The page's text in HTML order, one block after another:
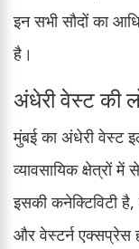
इन सभी सौदों का
है।
अंधेरी वेस्ट की
मुंबई का अंधेरी वेस्ट
व्यावसायिक क्षेत्रों
इसकी कनेक्टिविटी है,
और वेस्टर्न एक्सप्रेस